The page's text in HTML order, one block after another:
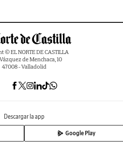
© EL NORTE DE CASTILLA
de Menchaca, 10
47008 - Valladolid
Descargar la app
Google Play